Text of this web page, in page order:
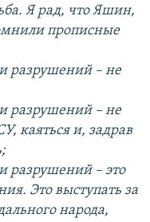
Я рад, что Яшин,
прописные
разрушений – не
разрушений – не
каяться и, задрав
разрушений – это
Это выступать за
народа,